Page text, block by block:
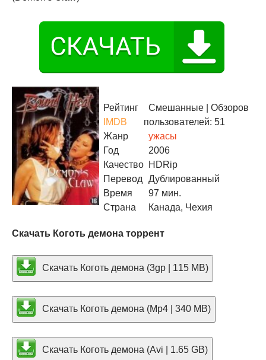
Рейтинг
IMDB
Смешанные | Обзоров
пользователей: 51
Жанр
ужасы
Год
2006
Качество HDRip
Перевод
Дублированный
Время
97 мин.
Страна
Канада, Чехия
Скачать Коготь демона торрент
Скачать Коготь демона (3gp | 115 MB)
Скачать Коготь демона (Mp4 | 340 MB)
Скачать Коготь демона (Avi | 1.65 GB)